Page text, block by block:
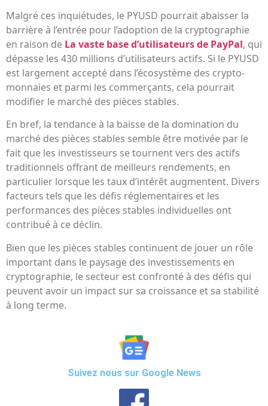
Malgré ces inquiétudes, le PYUSD pourrait abaisser la
barrière à l’entrée pour l’adoption de la cryptographie
en raison de La vaste base d’utilisateurs de PayPal, qui
dépasse les 430 millions d’utilisateurs actifs. Si le PYUSD
est largement accepté dans l’écosystème des crypto-
monnaies et parmi les commerçants, cela pourrait
modifier le marché des pièces stables.
En bref, la tendance à la baisse de la domination du
marché des pièces stables semble être motivée par le
fait que les investisseurs se tournent vers des actifs
traditionnels offrant de meilleurs rendements, en
particulier lorsque les taux d’intérêt augmentent. Divers
facteurs tels que les défis réglementaires et les
performances des pièces stables individuelles ont
contribué à ce déclin.
Bien que les pièces stables continuent de jouer un rôle
important dans le paysage des investissements en
cryptographie, le secteur est confronté à des défis qui
peuvent avoir un impact sur sa croissance et sa stabilité
à long terme.
Suivez nous sur Google News